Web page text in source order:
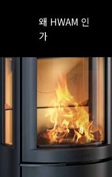
왜 HWAM 인
가